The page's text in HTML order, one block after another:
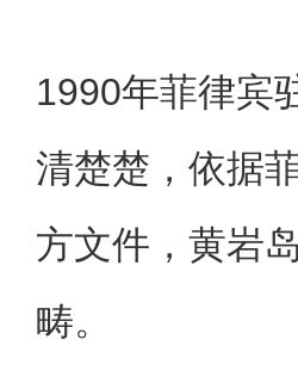
1990年菲律宾
清楚楚，依据
方文件，黄岩
畴。